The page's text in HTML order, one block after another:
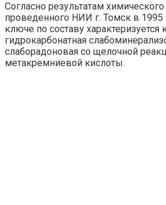
Согласно результатам химического
проведенного НИИ г. Томск в 1995
ключе по составу характеризуется
гидрокарбонатная
слаборадоновая со щелочной
метакремниевой кислоты.